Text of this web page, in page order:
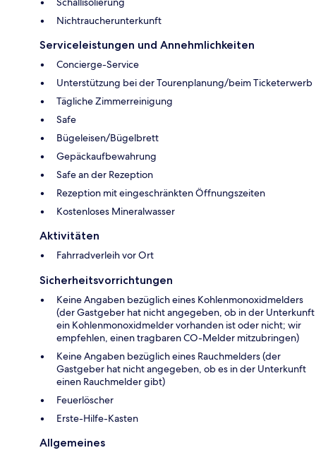
Nichtraucherunterkunft
Serviceleistungen und Annehmlichkeiten
Concierge-Service
Unterstützung bei der Tourenplanung/beim Ticketerwerb
Tägliche Zimmerreinigung
Safe
Bügeleisen/Bügelbrett
Gepäckaufbewahrung
Safe an der Rezeption
Rezeption mit eingeschränkten Öffnungszeiten
Kostenloses Mineralwasser
Aktivitäten
Fahrradverleih vor Ort
Sicherheitsvorrichtungen
Keine Angaben bezüglich eines Kohlenmonoxidmelders
(der Gastgeber hat nicht angegeben, ob in der Unterkunft
ein Kohlenmonoxidmelder vorhanden ist oder nicht; wir
empfehlen, einen tragbaren CO-Melder mitzubringen)
Keine Angaben bezüglich eines Rauchmelders (der
Gastgeber hat nicht angegeben, ob es in der Unterkunft
einen Rauchmelder gibt)
Feuerlöscher
Ers­te-Hil­fe-Kas­ten
Allgemeines